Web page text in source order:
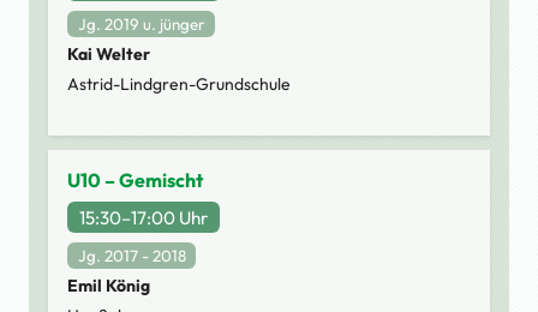
Jg. 2019 u. jünger
Kai Welter
Astrid-Lindgren-Grundschule
U10 – Gemischt
15:30–17:00 Uhr
Jg. 2017 - 2018
Emil König